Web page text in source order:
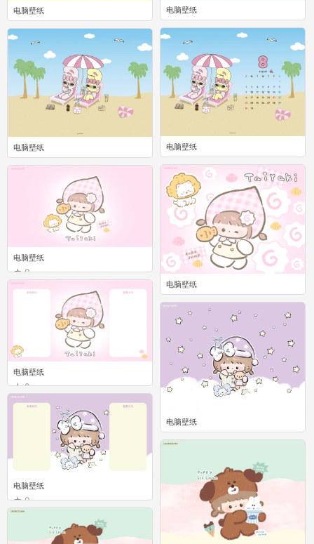
电脑壁纸 电脑壁纸
电脑壁纸
0
电脑壁纸
电脑壁纸
0
电脑壁纸
电脑壁纸
电脑壁纸
电脑壁纸
0